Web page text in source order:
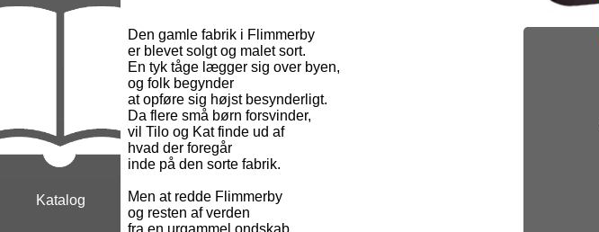
Katalog
Den gamle fabrik i Flimmerby
er blevet solgt og malet sort.
En tyk tåge lægger sig over byen,
og folk begynder
at opføre sig højst besynderligt.
Da flere små børn forsvinder,
vil Tilo og Kat finde ud af
hvad der foregår
inde på den sorte fabrik.
Men at redde Flimmerby
og resten af verden
fra en urgammel ondskab